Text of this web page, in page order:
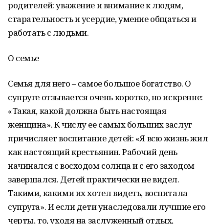
родителей: уважение и внимание к людям,
старательность и усердие, умение общаться и
работать с людьми.
О семье
Семья для него – самое большое богатство. О
супруге отзывается очень коротко, но искренне:
«Такая, какой должна быть настоящая
женщина». К числу ее самых больших заслуг
причисляет воспитание детей: «Я всю жизнь жил
как настоящий крестьянин. Рабочий день
начинался с восходом солнца и с его заходом
завершался. Детей практически не видел.
Такими, какими их хотел видеть, воспитала
супруга». И если дети унаследовали лучшие его
черты, то, уходя на заслуженный отдых,